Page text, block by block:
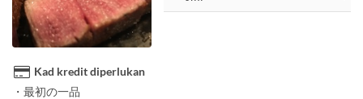
Kad kredit diperlukan
・最初の一品